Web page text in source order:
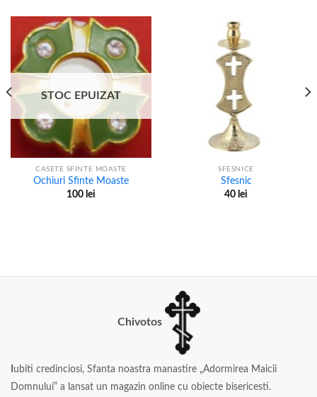
STOC EPUIZAT
CASETE SFINTE MOASTE
Ochiuri Sfinte Moaste
100 lei
SFESNICE
Sfesnic
40 lei
Chivotos
ubiti credinciosi, Sfanta noastra manastire „Adormirea Maicii
Domnului” a lansat un magazin online cu obiecte bisericesti.